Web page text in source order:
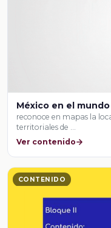
México en el
reconoce en mapas la
territoriales de …
Ver contenido
CONTENIDO